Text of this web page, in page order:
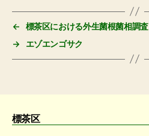
←
標茶区における外生菌根菌相調査
→
エゾエンゴサク
標茶区